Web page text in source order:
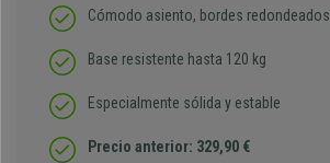
Cómodo asiento, bordes redondeados
Base resistente hasta 120 kg
Especialmente sólida y estable
Precio anterior: 329,90 €